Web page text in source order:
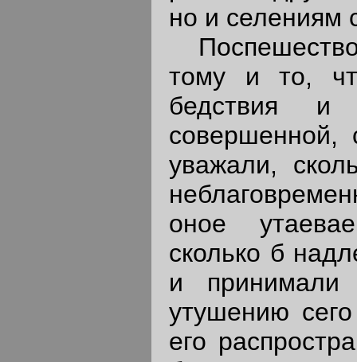
но и селениям
тому и то,
бедствия и
совершенной,
уважали,
оное
сколько б
и
утушению
его